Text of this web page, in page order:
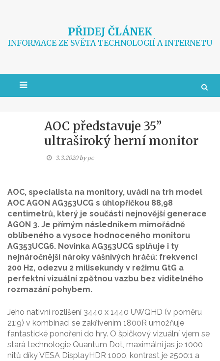
PŘIDEJ ČLÁNEK
INFORMACE ZE SVĚTA TECHNOLOGIÍ A INTERNETU
AOC představuje 35”
ultraširoký herní monitor
3.3.2020bypc
AOC, specialista na monitory, uvádí na trh model
AOC AGON AG353UCG s úhlopříčkou 88,98
centimetrů, který je součástí nejnovější generace
AGON 3. Je přímým následníkem mimořádně
oblíbeného a vysoce hodnoceného monitoru
AG353UCG6. Novinka AG353UCG splňuje i ty
nejnáročnější nároky vášnivých hráčů: frekvenci
200 Hz, odezvu 2 milisekundy v režimu GtG a
perfektní vizuální zpětnou vazbu bez viditelného
rozmazání pohybem.
Jeho nativní rozlišení 3440 x 1440 UWQHD (v poměru
21:9) v kombinaci se zakřivením 1800R umožňuje
fantastické ponoření do hry. O špičkový vizuální vjem se
stará technologie Quantum Dot, maximální jas je 1000
nitů díky VESA DisplayHDR 1000, kontrast je 2500:1 a